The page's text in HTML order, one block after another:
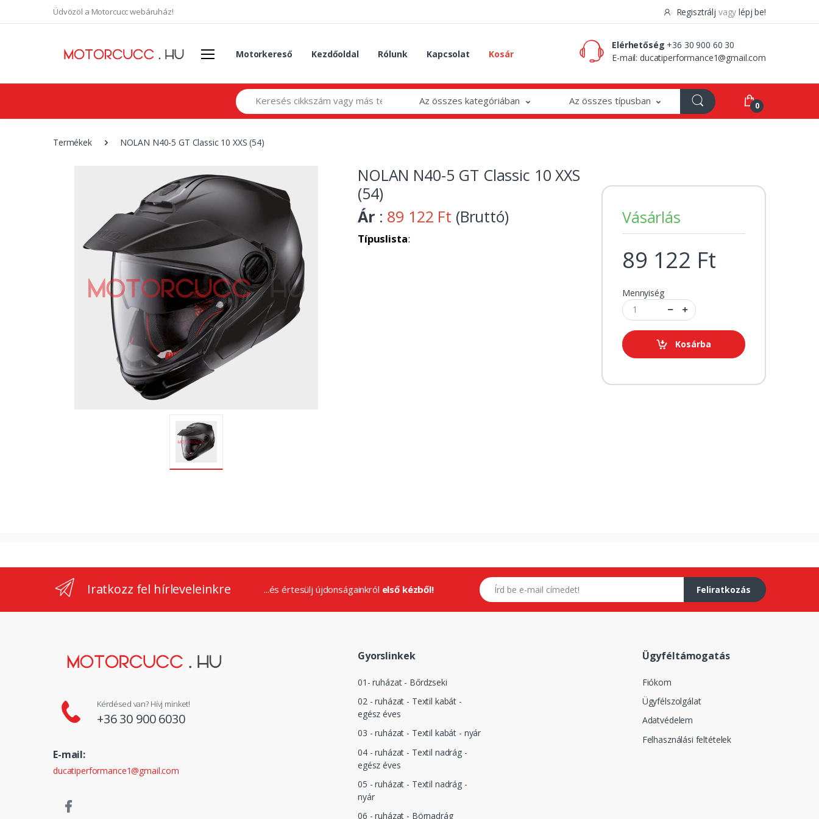
Üdvözöl a Motorcucc webáruház! Regisztrálj vagy lépj be!
Motorkereső Kezdőoldal Rólunk Kapcsolat Kosár
Elérhetőség +36 30 900 60 30
E-mail:ducatiperformance1@gmail.com
Search Az összes kategóriában Az összes típusban 0
Termékek NOLAN N40-5 GT Classic 10 XXS (54)
NOLAN N40-5 GT Classic 10 XXS
(54)
Ár : 89 122 Ft (Bruttó)
Típuslista:
Vásárlás
89 122 Ft
Mennyiség
Kosárba
Iratkozz fel hírleveleinkre ...és értesülj újdonságainkról első kézből!
E-mail címed
Feliratkozás
Kérdésed van? Hívj minket!
+36 30 900 6030
E-mail:
ducatiperformance1@gmail.com
Gyorslinkek
01- ruházat - Bőrdzseki
02 - ruházat - Textil kabát -
egész éves
03 - ruházat - Textil kabát - nyár
04 - ruházat - Textil nadrág -
egész éves
05 - ruházat - Textil nadrág -
nyár
06 - ruházat - Börnadrág
Ügyféltámogatás
Fiókom
Ügyfélszolgálat
Adatvédelem
Felhasználási feltételek